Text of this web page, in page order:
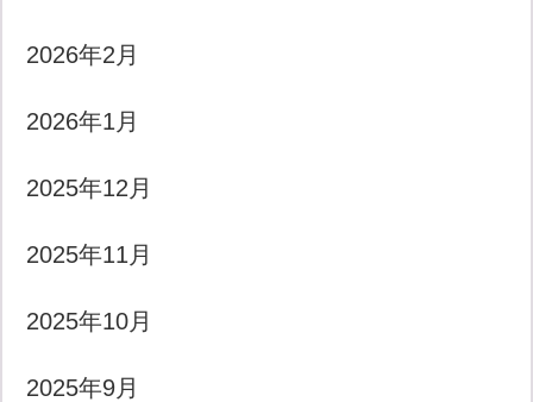
2026年2月
2026年1月
2025年12月
2025年11月
2025年10月
2025年9月